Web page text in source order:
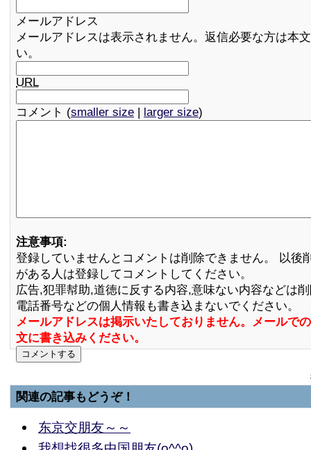
メールアドレス
メールアドレスは表示されません。返信必要な方は本
い。
URL
コメント (smaller size | larger size)
注意事項:
登録していませんとコメントは削除できません。 以後
がある人は登録してコメントしてください。
広告,犯罪幇助,道徳に反する内容,意味ない内容などは
電話番号などの個人情報も書き込まないでください。
メールアドレスは掲示いたしておりません。メールで
文に書き込みください。
関連の記事もどうぞ！
东京交朋友～～